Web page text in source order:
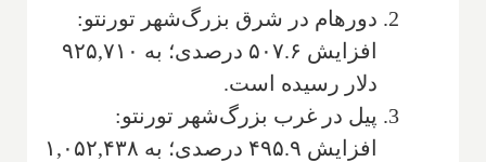
دورهام در شرق بزرگ‌شهر تورنتو:
افزایش ۵۰۷.۶ درصدی؛ به ۹۲۵,۷۱۰
دلار رسیده است.
پیل در غرب بزرگ‌شهر تورنتو:
افزایش ۴۹۵.۹ درصدی؛ به ۱,۰۵۲,۴۳۸